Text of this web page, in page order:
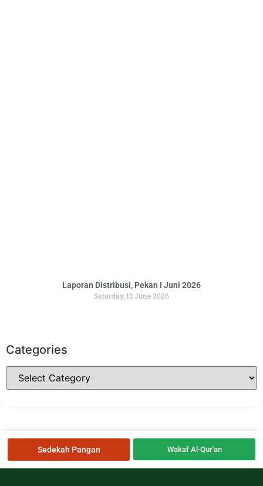
Laporan Distribusi, Pekan I Juni 2026
Saturday, 13 June 2026
Categories
Sedekah Pangan Wakaf Al-Qur'an